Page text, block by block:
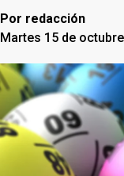
Por redacción
Martes 15 de